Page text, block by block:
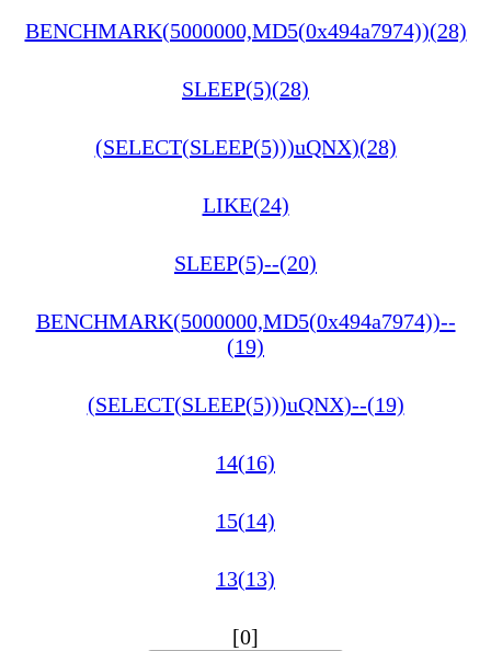
BENCHMARK(5000000,MD5(0x494a7974))(28)
SLEEP(5)(28)
(SELECT(SLEEP(5)))uQNX)(28)
LIKE(24)
SLEEP(5)--(20)
BENCHMARK(5000000,MD5(0x494a7974))--
(19)
(SELECT(SLEEP(5)))uQNX)--(19)
14(16)
15(14)
13(13)
[0]